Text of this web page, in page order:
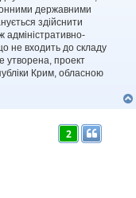
державними
здійснити
не входить до складу
утворена, проект
Крим, обласною
2